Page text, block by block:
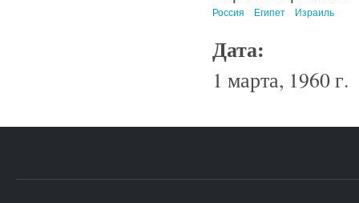
Россия Египет Израиль
Дата:
1 марта, 1960 г.